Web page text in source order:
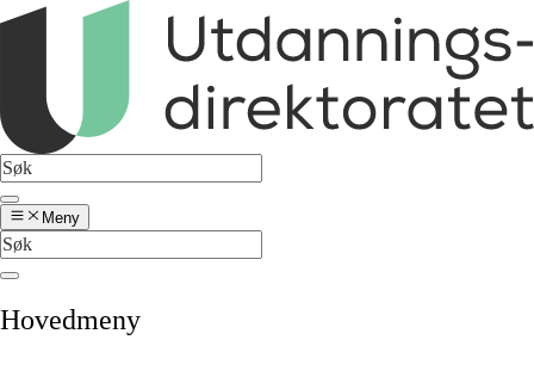
Meny
Hovedmeny